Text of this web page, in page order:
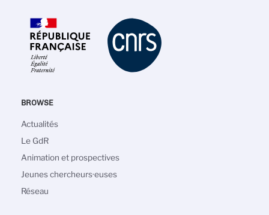
BROWSE
Main
navigation
Actualités
Le GdR
Animation et prospectives
Jeunes chercheurs·euses
Réseau